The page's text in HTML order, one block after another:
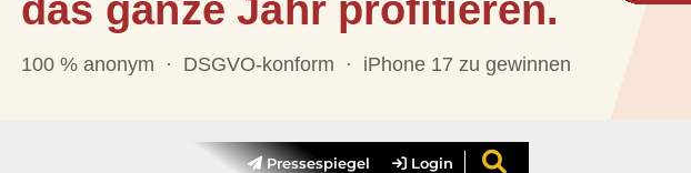
Pressespiegel Login